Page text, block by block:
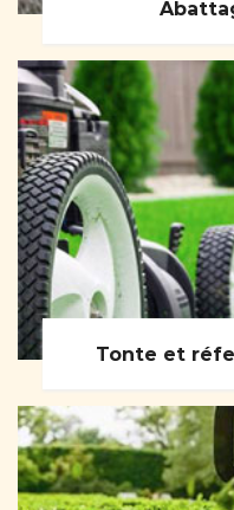
Tonte et